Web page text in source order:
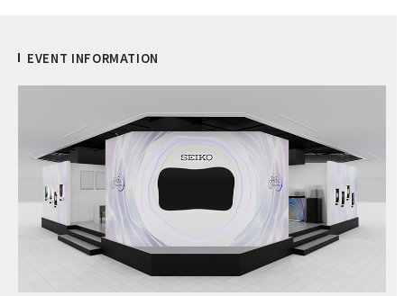
EVENT INFORMATION